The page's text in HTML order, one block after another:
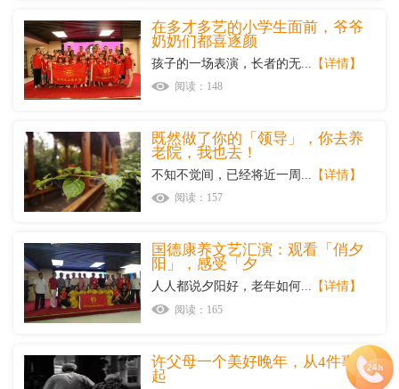
在多才多艺的小学生面前，爷爷
奶奶们都喜逐颜
孩子的一场表演，长者的无... 【详情】
阅读：148
既然做了你的「领导」，你去养
老院，我也去！
不知不觉间，已经将近一周... 【详情】
阅读：157
国德康养文艺汇演：观看「俏夕
阳」，感受「夕
人人都说夕阳好，老年如何... 【详情】
阅读：165
许父母一个美好晚年，从4件事做
起